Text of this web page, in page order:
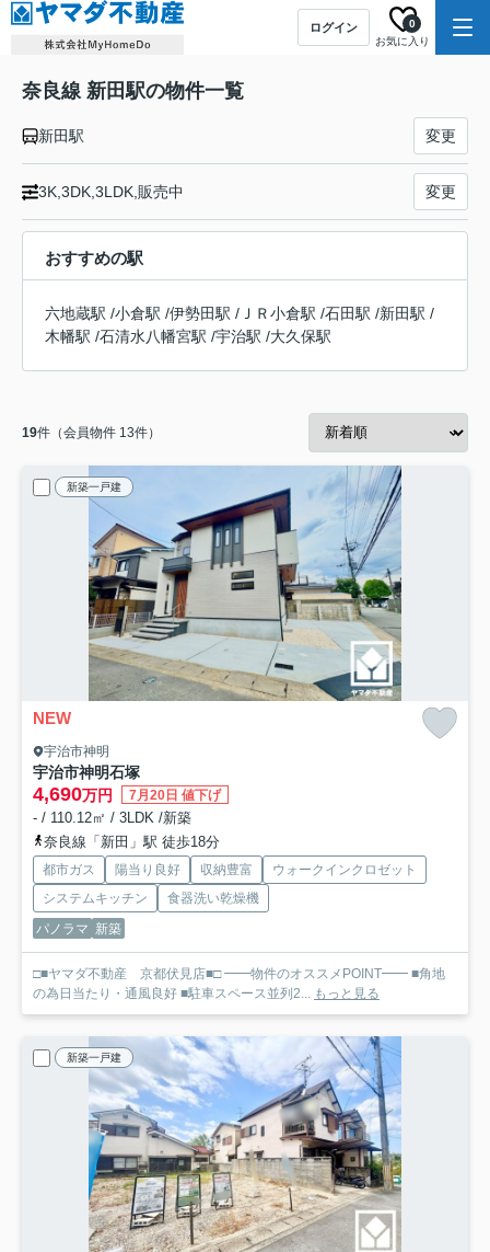
ログイン
お気に入り
0
奈良線 新田駅の物件一覧
新田駅 変更
3K,3DK,3LDK,販売中 変更
おすすめの駅
六地蔵駅 /小倉駅 /伊勢田駅 / ＪＲ小倉駅 /石田駅 /新田駅 /
木幡駅 /石清水八幡宮駅 /宇治駅 /大久保駅
19件（会員物件 13件）
新築一戸建
NEW
宇治市神明
宇治市神明石塚
4,690万円 7月20日 値下げ
- / 110.12㎡ / 3LDK /新築
奈良線「新田」駅 徒歩18分
都市ガス 陽当り良好 収納豊富
ウォークインクロゼット
システムキッチン
食器洗い乾燥機
パノラマ 新築
□■ヤマダ不動産 京都伏見店■□ ━━物件のオススメPOINT━━ ■角地
の為日当たり・通風良好 ■駐車スペース並列2... もっと見る
新築一戸建